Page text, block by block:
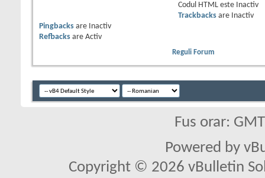
Codul HTML este
Inactiv
Trackbacksare
Inactiv
Pingbacks are
Inactiv
Refbacks are Activ
Reguli Forum
Fus orar:
Powered by
Copyright © 2026 vBulletin